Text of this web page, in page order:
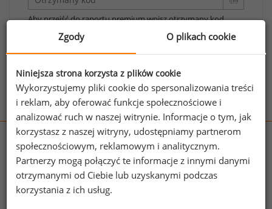
Aby przejść do raportu premium wpisz otrzymany kod.
Wykorzystaj kod
Aby otrzymać darmowy kod dostępu weź udział
wOgólnopolskim Badaniu Wynagrodzeń.
wynagrodzenia.pl
sedlak.pl
kfw.sedlak.pl
rynekpracy.pl
raportyplacowe.pl
badaniaHR.pl
Zgody O plikach cookie
Niniejsza strona korzysta z plików cookie
Wykorzystujemy pliki cookie do spersonalizowania treści
i reklam, aby oferować funkcje społecznościowe i
analizować ruch w naszej witrynie. Informacje o tym, jak
korzystasz z naszej witryny, udostępniamy partnerom
społecznościowym, reklamowym i analitycznym.
Partnerzy mogą połączyć te informacje z innymi danymi
otrzymanymi od Ciebie lub uzyskanymi podczas
korzystania z ich usług.